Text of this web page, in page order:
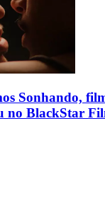
Sonhando,
no BlackStar